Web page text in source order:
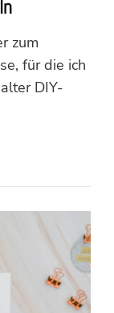
zum
für die ich
DIY-